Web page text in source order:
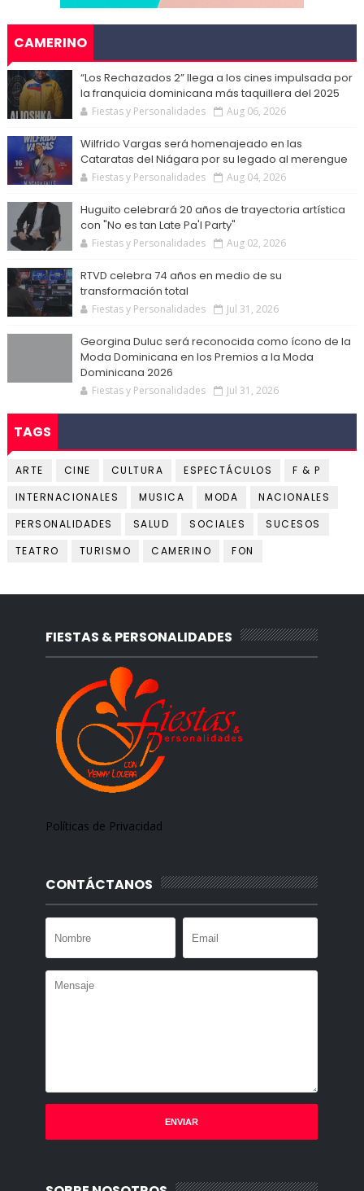
CAMERINO
“Los Rechazados 2” llega a los cines impulsada por
la franquicia dominicana más taquillera del 2025
Fiestas y Personalidades Aug 06, 2026
Wilfrido Vargas será homenajeado en las
Cataratas del Niágara por su legado al merengue
Fiestas y Personalidades Aug 04, 2026
Huguito celebrará 20 años de trayectoria artística
con "No es tan Late Pa'l Party"
Fiestas y Personalidades Aug 02, 2026
RTVD celebra 74 años en medio de su
transformación total
Fiestas y Personalidades Jul 31, 2026
Georgina Duluc será reconocida como ícono de la
Moda Dominicana en los Premios a la Moda
Dominicana 2026
Fiestas y Personalidades Jul 31, 2026
TAGS
ARTE CINE CULTURA ESPECTÁCULOS
F & P
INTERNACIONALES
MUSICA MODA
NACIONALES
PERSONALIDADES
SALUD SOCIALES
SUCESOS
TEATRO
TURISMO CAMERINO FON
FIESTAS & PERSONALIDADES
Políticas de Privacidad
CONTÁCTANOS